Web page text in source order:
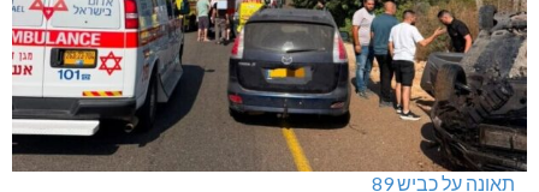
ינוח: מבנה רב תכליתי ב-120 מלש"ח